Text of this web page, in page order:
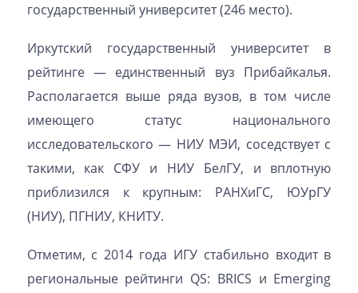
государственный университет (246 место).
Иркутский государственный университет в
рейтинге — единственный вуз Прибайкалья.
Располагается выше ряда вузов, в том числе
имеющего статус национального
исследовательского — НИУ МЭИ, соседствует с
такими, как СФУ и НИУ БелГУ, и вплотную
приблизился к крупным: РАНХиГС, ЮУрГУ
(НИУ), ПГНИУ, КНИТУ.
Отметим, с 2014 года ИГУ стабильно входит в
региональные рейтинги QS: BRICS и Emerging